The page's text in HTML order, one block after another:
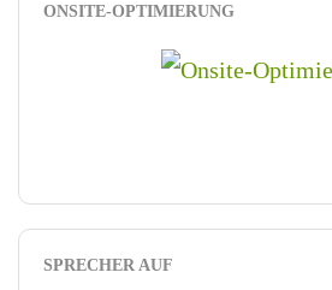
ONSITE-OPTIMIERUNG
SPRECHER AUF